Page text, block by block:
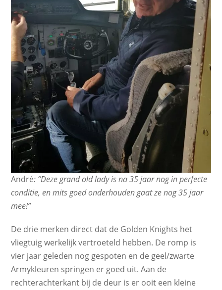
André: “Deze grand old lady is na 35 jaar nog in perfecte
conditie, en mits goed onderhouden gaat ze nog 35 jaar
mee!”
De drie merken direct dat de Golden Knights het
vliegtuig werkelijk vertroeteld hebben. De romp is
vier jaar geleden nog gespoten en de geel/zwarte
Armykleuren springen er goed uit. Aan de
rechterachterkant bij de deur is er ooit een kleine